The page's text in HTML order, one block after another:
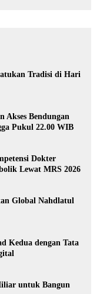
Tradisi di Hari
Akses Bendungan
Pukul 22.00 WIB
Dokter
Lewat MRS 2026
Global Nahdlatul
Kedua dengan Tata
untuk Bangun